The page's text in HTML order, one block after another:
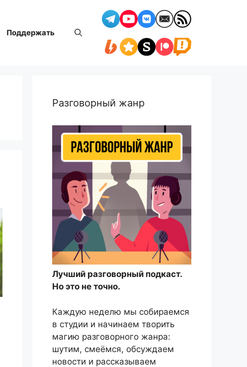
Поддержать
Разговорный жанр
Лучший разговорный подкаст.
Но это не точно.
Каждую неделю мы собираемся
в студии и начинаем творить
магию разговорного жанра:
шутим, смеёмся, обсуждаем
новости и рассказываем